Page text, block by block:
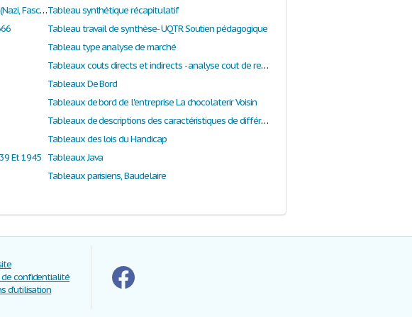
Tableau synthétique des régimes totalitaires (Nazi, Fasciste et Stalinien)Tableau synthétique récapitulatif
Tableau travail de synthèse- UQTR Soutien pédagogique
Tableau type analyse de marché
Tableaux couts directs et indirects - analyse cout de revient- résultat
Tableaux De Bord
Tableaux de bord de l'entreprise La chocolaterir Voisin
Tableaux de descriptions des caractéristiques de différentes matières
Tableaux des lois du Handicap
Et 1945 Tableaux Java
Tableaux parisiens, Baudelaire
confidentialité
d'utilisation